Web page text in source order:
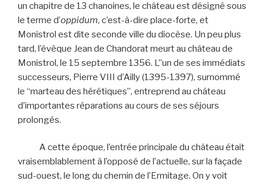
un chapitre de 13 chanoines, le château est désigné sous
le terme d’oppidum, c’est-à-dire place-forte, et
Monistrol est dite seconde ville du diocèse. Un peu plus
tard, l’évêque Jean de Chandorat meurt au château de
Monistrol, le 15 septembre 1356. L”un de ses immédiats
successeurs, Pierre VIII d’Ailly (1395-1397), surnommé
le “marteau des hérétiques”, entreprend au château
d’importantes réparations au cours de ses séjours
prolongés.
A cette époque, l’entrée principale du château était
vraisemblablement à l’opposé de l’actuelle, sur la façade
sud-ouest, le long du chemin de l’Ermitage. On y voit